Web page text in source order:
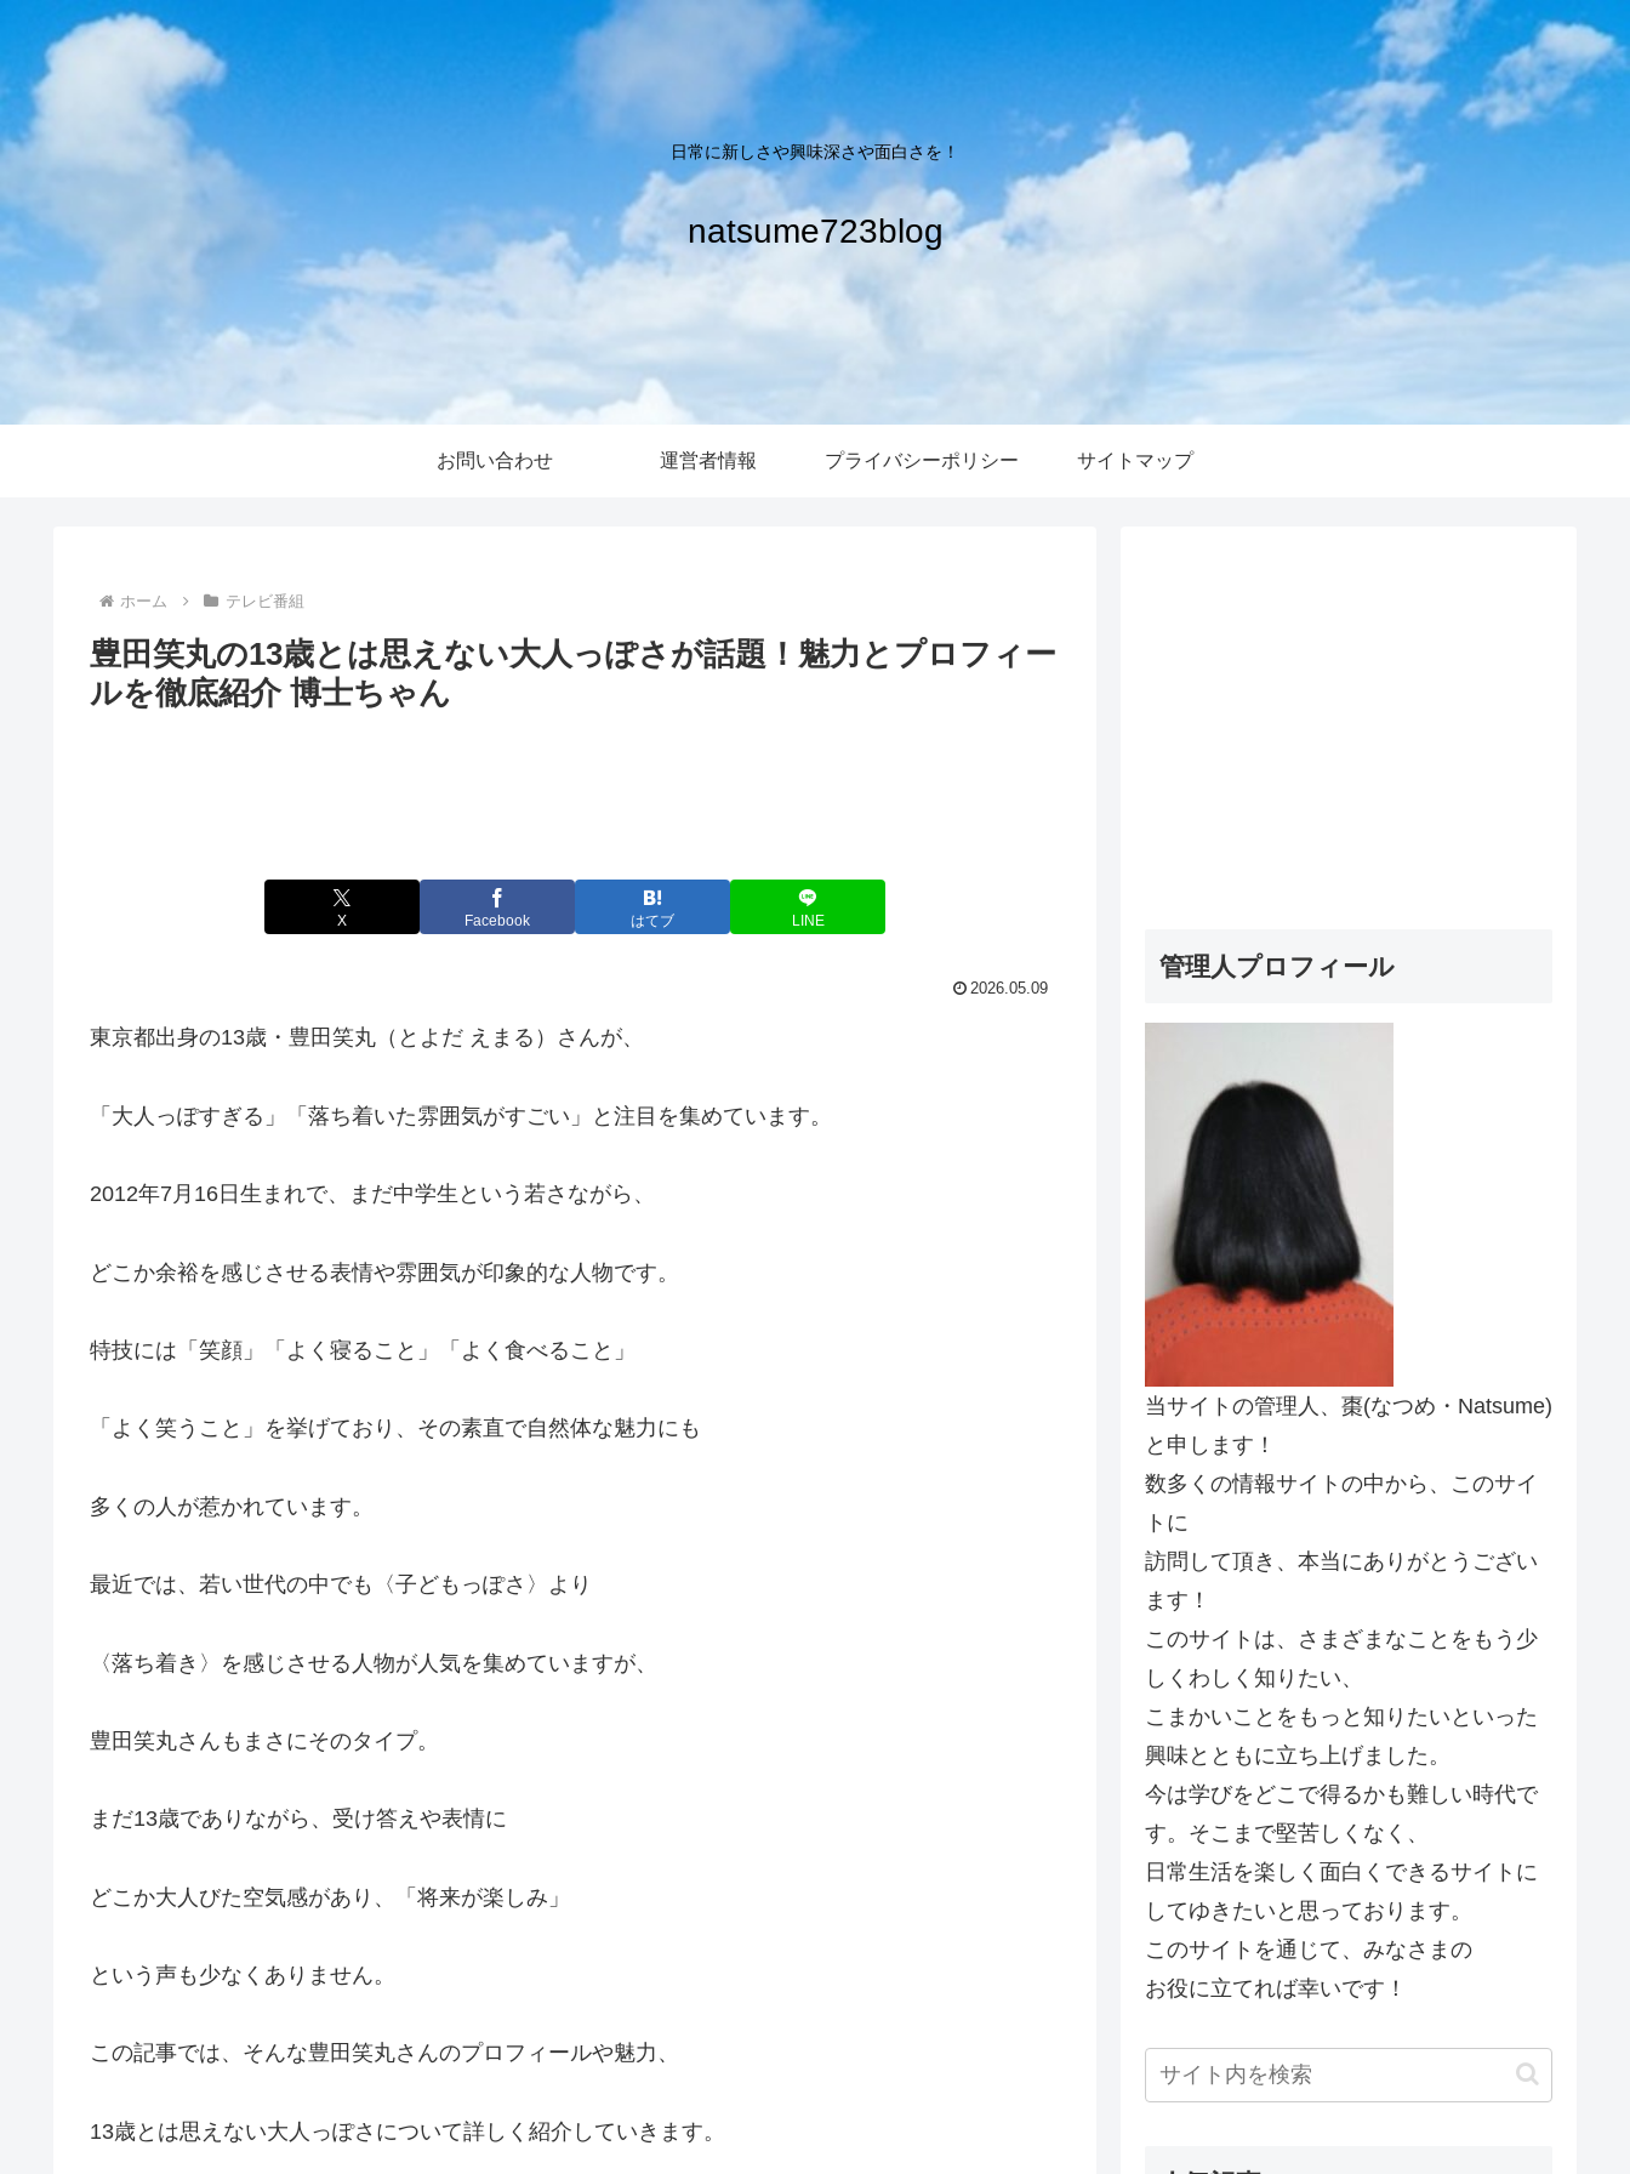
日常に新しさや興味深さや面白さを！
natsume723blog
お問い合わせ 運営者情報 プライバシーポリシー サイトマップ
ホーム テレビ番組
豊田笑丸の13歳とは思えない大人っぽさが話題！魅力とプロフィー
ルを徹底紹介 博士ちゃん
X Facebook はてブ LINE
2026.05.09
東京都出身の13歳・豊田笑丸（とよだ えまる）さんが、
「大人っぽすぎる」「落ち着いた雰囲気がすごい」と注目を集めています。
2012年7月16日生まれで、まだ中学生という若さながら、
どこか余裕を感じさせる表情や雰囲気が印象的な人物です。
特技には「笑顔」「よく寝ること」「よく食べること」
「よく笑うこと」を挙げており、その素直で自然体な魅力にも
多くの人が惹かれています。
最近では、若い世代の中でも〈子どもっぽさ〉より
〈落ち着き〉を感じさせる人物が人気を集めていますが、
豊田笑丸さんもまさにそのタイプ。
まだ13歳でありながら、受け答えや表情に
どこか大人びた空気感があり、「将来が楽しみ」
という声も少なくありません。
この記事では、そんな豊田笑丸さんのプロフィールや魅力、
13歳とは思えない大人っぽさについて詳しく紹介していきます。
管理人プロフィール
当サイトの管理人、棗(なつめ・Natsume)
と申します！
数多くの情報サイトの中から、このサイ
トに
訪問して頂き、本当にありがとうござい
ます！
このサイトは、さまざまなことをもう少
しくわしく知りたい、
こまかいことをもっと知りたいといった
興味とともに立ち上げました。
今は学びをどこで得るかも難しい時代で
す。そこまで堅苦しくなく、
日常生活を楽しく面白くできるサイトに
してゆきたいと思っております。
このサイトを通じて、みなさまの
お役に立てれば幸いです！